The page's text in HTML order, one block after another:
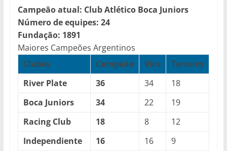
Campeão atual: Club Atlético Boca Juniors
Número de equipes: 24
Fundação: 1891
Maiores Campeões Argentinos
Clubes
Campeão Vice
Terceiro
River Plate
36 34
18
Boca Juniors
34 22
19
Racing Club
18 8
12
Independiente
16 16
9